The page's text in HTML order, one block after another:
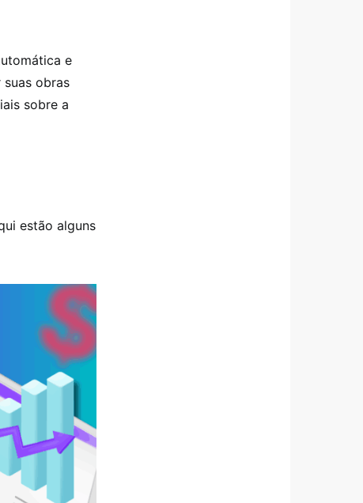
e
obras
sobre a
estão alguns